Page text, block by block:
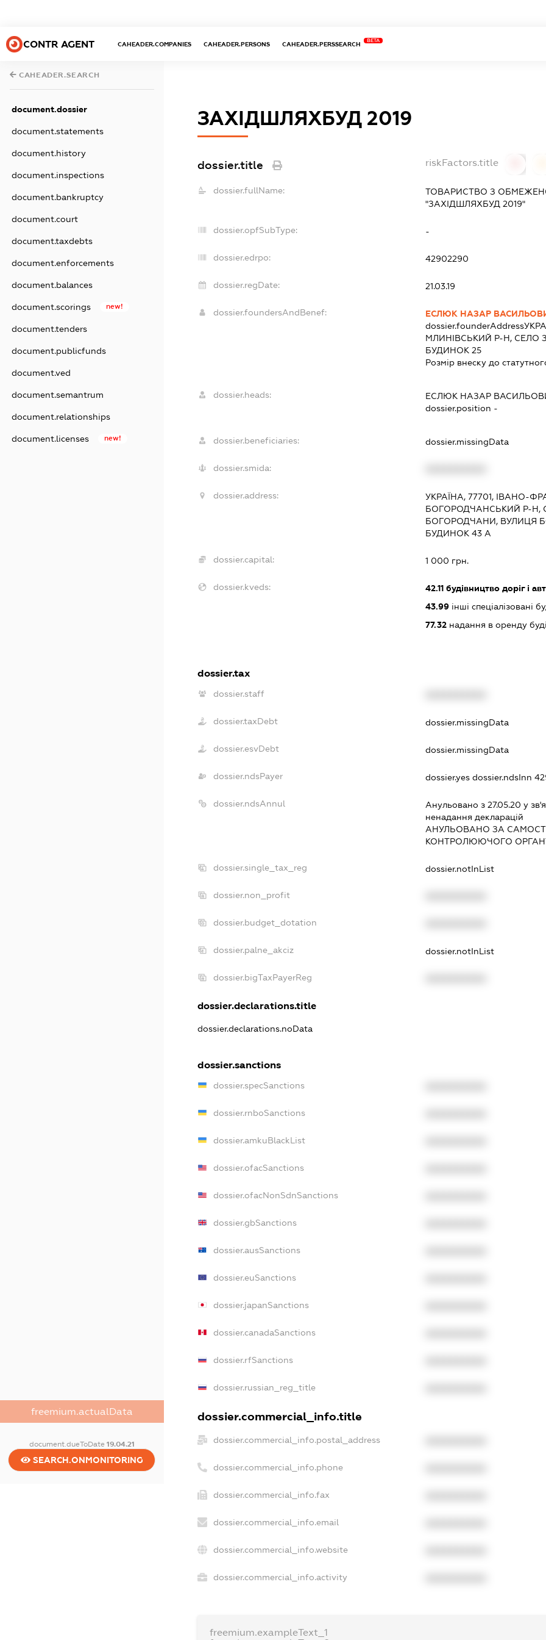
CONTR AGENT CAHEADER.COMPANIES CAHEADER.PERSONS CAHEADER.PERSSEARCH
BETA
CAHEADER.SEARCH
document.dossier
document.statements
document.history
document.inspections
document.bankruptcy
document.court
document.taxdebts
document.enforcements
document.balances
document.scorings new!
document.tenders
document.publicfunds
document.ved
document.semantrum
document.relationships
document.licenses new!
freemium.actualData
document.dueToDate 19.04.21
SEARCH.ONMONITORING
ЗАХІДШЛЯХБУД 2019
dossier.title riskFactors.title
dossier.fullName:
ТОВАРИСТВО З
"ЗАХІДШЛЯХБУД 2019"
dossier.opfSubType: -
dossier.edrpo: 42902290
dossier.regDate: 21.03.19
dossier.foundersAndBenef:
ЕСЛЮК НАЗАР
dossier.founderAddress
МЛИНІВСЬКИЙ Р-Н, СЕЛО
БУДИНОК 25
Розмір внеску до
dossier.heads: ЕСЛЮК НАЗАР
dossier.position -
dossier.beneficiaries: dossier.missingData
dossier.smida:
dossier.address:
УКРАЇНА, 77701, ІВАНО-
БОГОРОДЧАНСЬКИЙ Р-Н,
БОГОРОДЧАНИ, ВУЛИЦЯ
БУДИНОК 43 А
dossier.capital: 1 000 грн.
dossier.kveds: 42.11будівництво доріг і
43.99інші спеціалізовані
77.32надання в оренду
dossier.tax
dossier.staff
dossier.taxDebt dossier.missingData
dossier.esvDebt dossier.missingData
dossier.ndsPayer dossier.yes dossier.ndsInn
dossier.ndsAnnul Анульовано з 27.05.20 у
ненадання декларацiй
АНУЛЬОВАНО ЗА
КОНТРОЛЮЮЧОГО
dossier.single_tax_reg dossier.notInList
dossier.non_profit
dossier.budget_dotation
dossier.palne_akciz dossier.notInList
dossier.bigTaxPayerReg
dossier.declarations.title
dossier.declarations.noData
dossier.sanctions
dossier.specSanctions
dossier.rnboSanctions
dossier.amkuBlackList
dossier.ofacSanctions
dossier.ofacNonSdnSanctions
dossier.gbSanctions
dossier.ausSanctions
dossier.euSanctions
dossier.japanSanctions
dossier.canadaSanctions
dossier.rfSanctions
dossier.russian_reg_title
dossier.commercial_info.title
dossier.commercial_info.postal_address
dossier.commercial_info.phone
dossier.commercial_info.fax
dossier.commercial_info.email
dossier.commercial_info.website
dossier.commercial_info.activity
freemium.exampleText_1